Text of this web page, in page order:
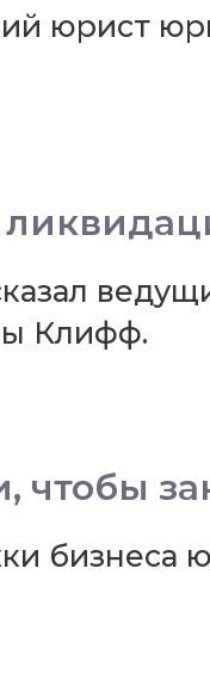
юрист
Клифф.
чтобы